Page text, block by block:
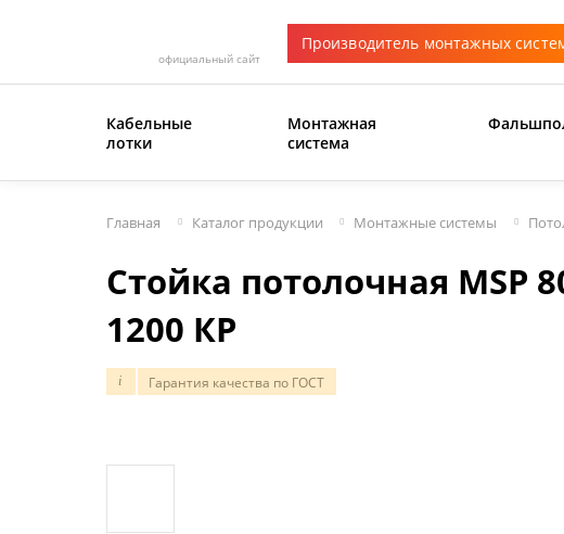
официальный сайт
Производитель монтажных
Кабельные
лотки
Монтажная
система
Главная Каталог продукции Монтажные системы
Стойка потолочная MSP
1200 КР
i Гарантия качества по ГОСТ